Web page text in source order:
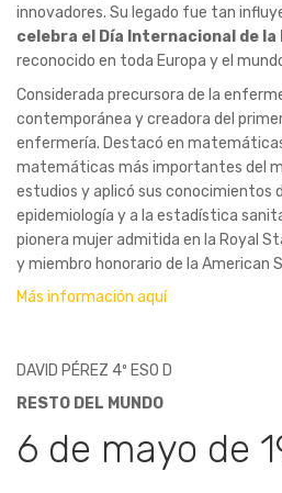
innovadores. Su legado fue tan
celebra el Día Internacional de
reconocido en toda Europa y el
Considerada precursora de la
contemporánea y creadora del
enfermería. Destacó en
matemáticas más importantes del
estudios y aplicó sus conocimientos
epidemiología y a la estadística
pionera mujer admitida en la Royal
y miembro honorario de la American
Más información aquí
DAVID PÉREZ 4º ESO D
RESTO DEL MUNDO
6 de mayo de